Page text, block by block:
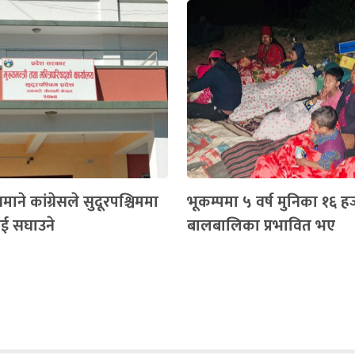
कांग्रेसले सुदूरपश्चिममा
सघाउने
भूकम्पमा ५ वर्ष मुनिका १६
बालबालिका प्रभावित भए